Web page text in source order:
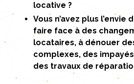
locative ?
Vous n’avez plus l’envie
faire face à des
locataires, à dénouer
complexes, des
des travaux de